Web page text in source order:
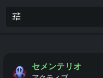
セメンテリオ